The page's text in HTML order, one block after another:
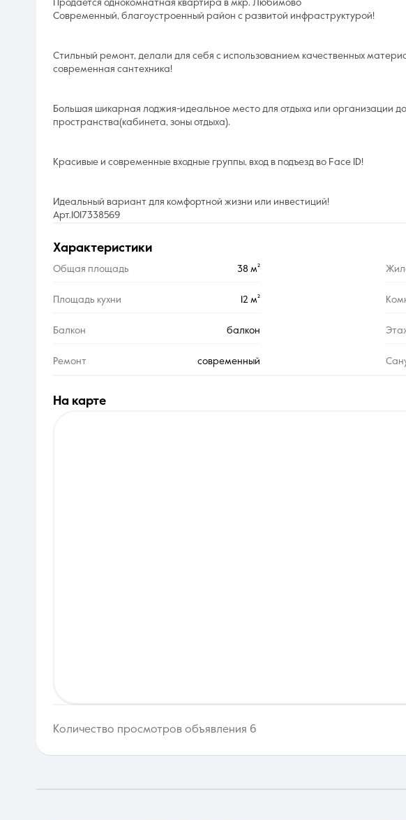
характеристики
Общая площадь 38 м²
Площадь кухни 12 м²
Балкон балкон
Ремонт современный
Продается однокомнатная квартира в мкр. Любимово
Современный, благоустроенный район с развитой инфраструктурой!
Стильный ремонт, делали для себя с использованием качественных
современная сантехника!
Большая шикарная лоджия-идеальное место для отдыха или организации
пространства(кабинета, зоны отдыха).
Красивые и современные входные группы, вход в подъезд во Face ID!
Идеальный вариант для комфортной жизни или инвестиций!
Арт.1017338569
на карте
Количество просмотров объявления 6